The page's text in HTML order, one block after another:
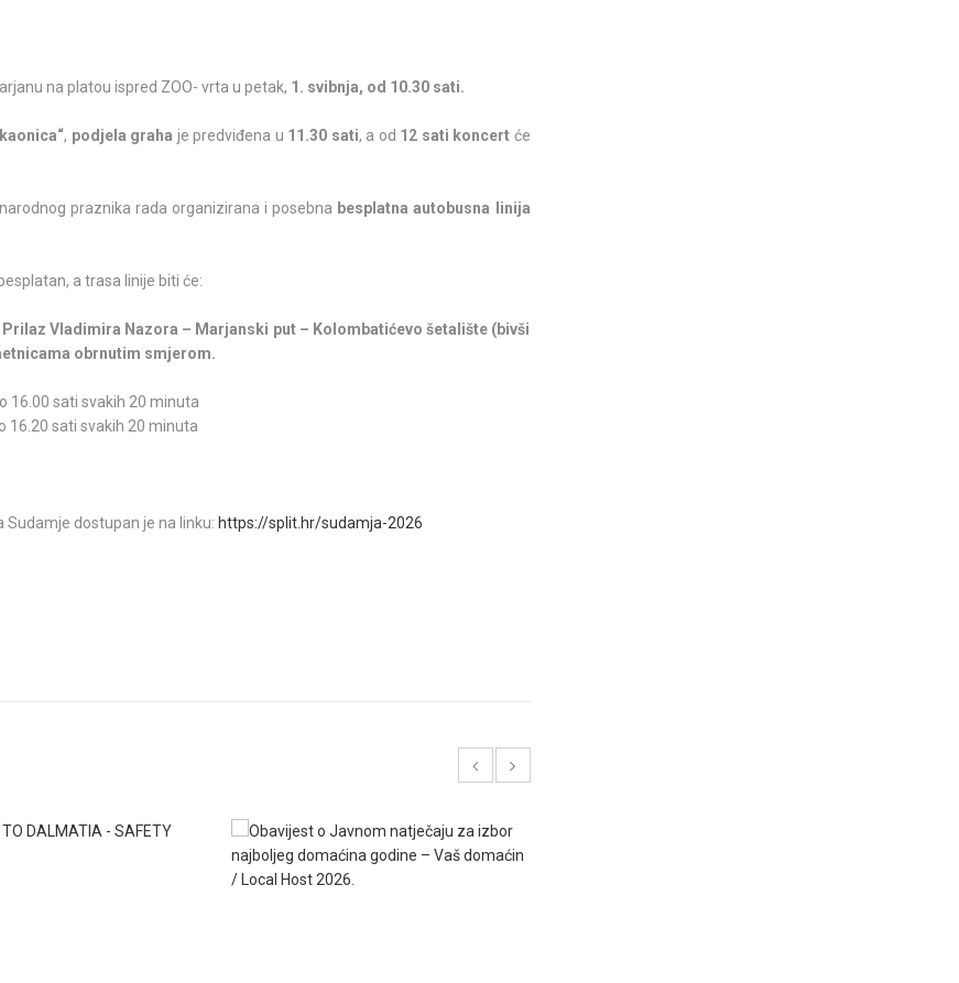
na platou ispred ZOO- vrta u petak, 1. svibnja, od 10.30 sati.
, podjela graha je predviđena u 11.30 sati, a od 12 sati koncert će
praznika rada organizirana i posebna besplatna autobusna linija
a trasa linije biti će:
Prilaz Vladimira Nazora – Marjanski put – Kolombatićevo šetalište (bivši
obrnutim smjerom.
16.00 sati svakih 20 minuta
16.20 sati svakih 20 minuta
dostupan je na linku: https://split.hr/sudamja-2026